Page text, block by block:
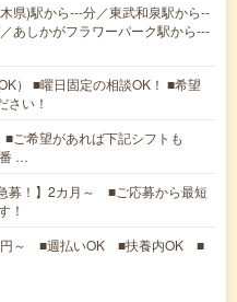
県)駅から---分／東武和泉駅から--
あしかがフラワーパーク駅から---
） ■曜日固定の相談OK！ ■希望
さい！
ご希望があれば下記シフトも
…
募！】2カ月～ ■ご応募から最短
！
円～ ■週払いOK ■扶養内OK ■